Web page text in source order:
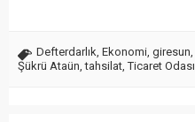
Defterdarlık Ekonomi giresun
Şükrü Ataün ,tahsilat ,Ticaret Odası